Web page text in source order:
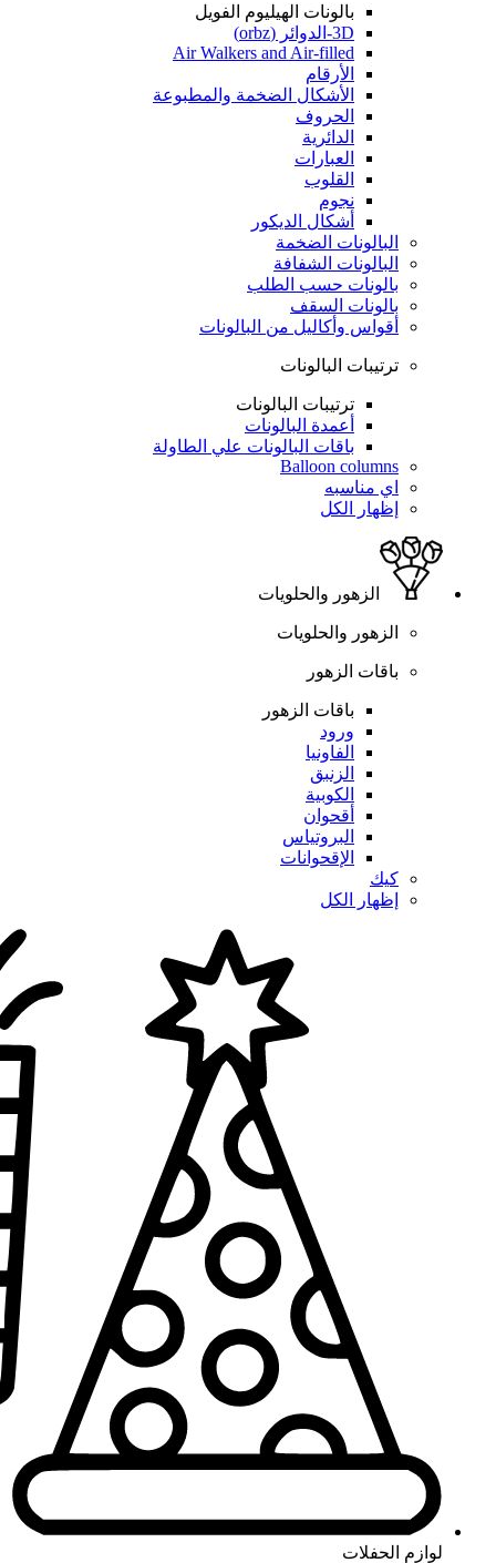
بالونات الهيليوم الفويل
3D-الدوائر (orbz)
Air Walkers and Air-filled
الأرقام
الأشكال الضخمة والمطبوعة
الحروف
الدائرية
العبارات
القلوب
نجوم
أشكال الديكور
البالونات الضخمة
البالونات الشفافة
بالونات حسب الطلب
بالونات السقف
أقواس وأكاليل من البالونات
ترتيبات البالونات
ترتيبات البالونات
أعمدة البالونات
باقات البالونات علي الطاولة
Balloon columns
اي مناسبه
إظهار الكل
الزهور والحلويات
الزهور والحلويات
باقات الزهور
باقات الزهور
ورود
الفاونيا
الزنبق
الكوبية
أقحوان
البروتياس
الإقحوانات
كيك
إظهار الكل
لوازم الحفلات